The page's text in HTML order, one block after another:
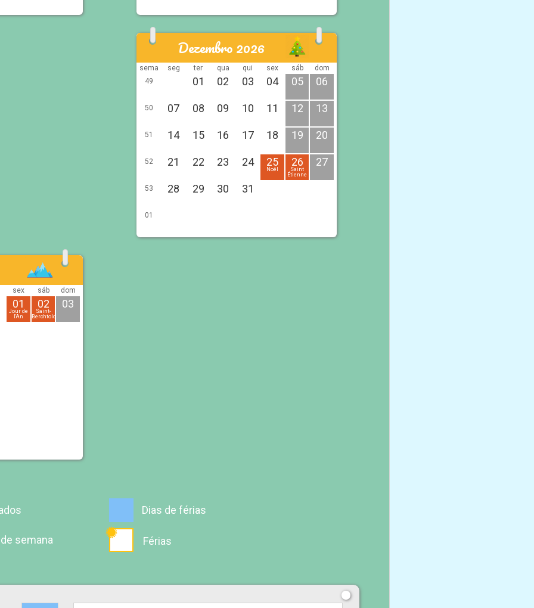
Dezembro 2026
sema seg ter qua qui sex sáb
dom
49
01 02 03 04 05 06
50 07 08 09 10 11 12 13
51 14 15 16 17 18 19 20
52 21 22 23 24 25
Noël
26
Saint
Étienne
27
53 28 29 30 31
01
sex sáb dom
01
Jour de
l'An
02
Saint-
Berchtold
03
semana
Dias de férias
Férias